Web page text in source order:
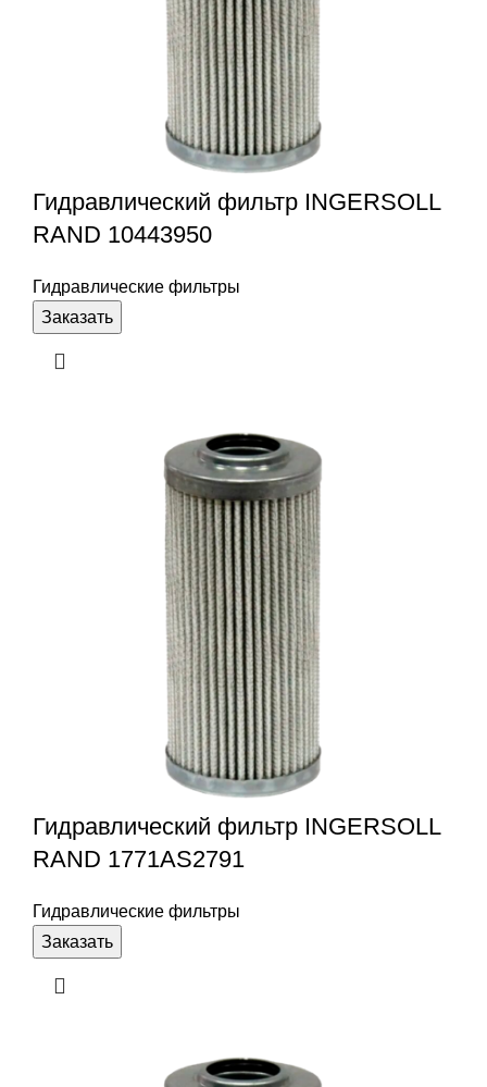
Гидравлический фильтр INGERSOLL
RAND 10443950
Гидравлические фильтры
Заказать
Гидравлический фильтр INGERSOLL
RAND 1771AS2791
Гидравлические фильтры
Заказать